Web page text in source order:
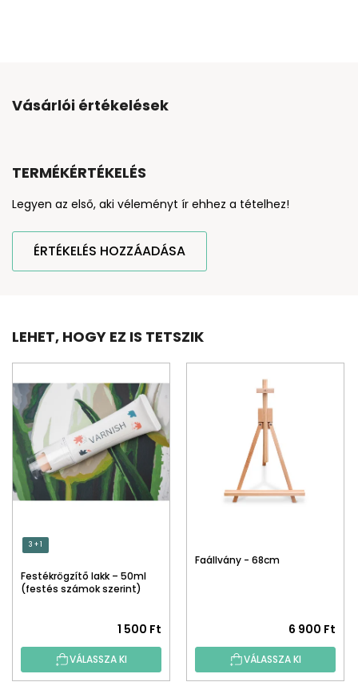
Vásárlói értékelések
TERMÉKÉRTÉKELÉS
Legyen az első, aki véleményt ír ehhez a tételhez!
ÉRTÉKELÉS HOZZÁADÁSA
LEHET, HOGY EZ IS TETSZIK
3 + 1
Festékrögzítő lakk – 50ml
(festés számok szerint)
1 500 Ft
VÁLASSZA KI
Faállvány - 68cm
6 900 Ft
VÁLASSZA KI